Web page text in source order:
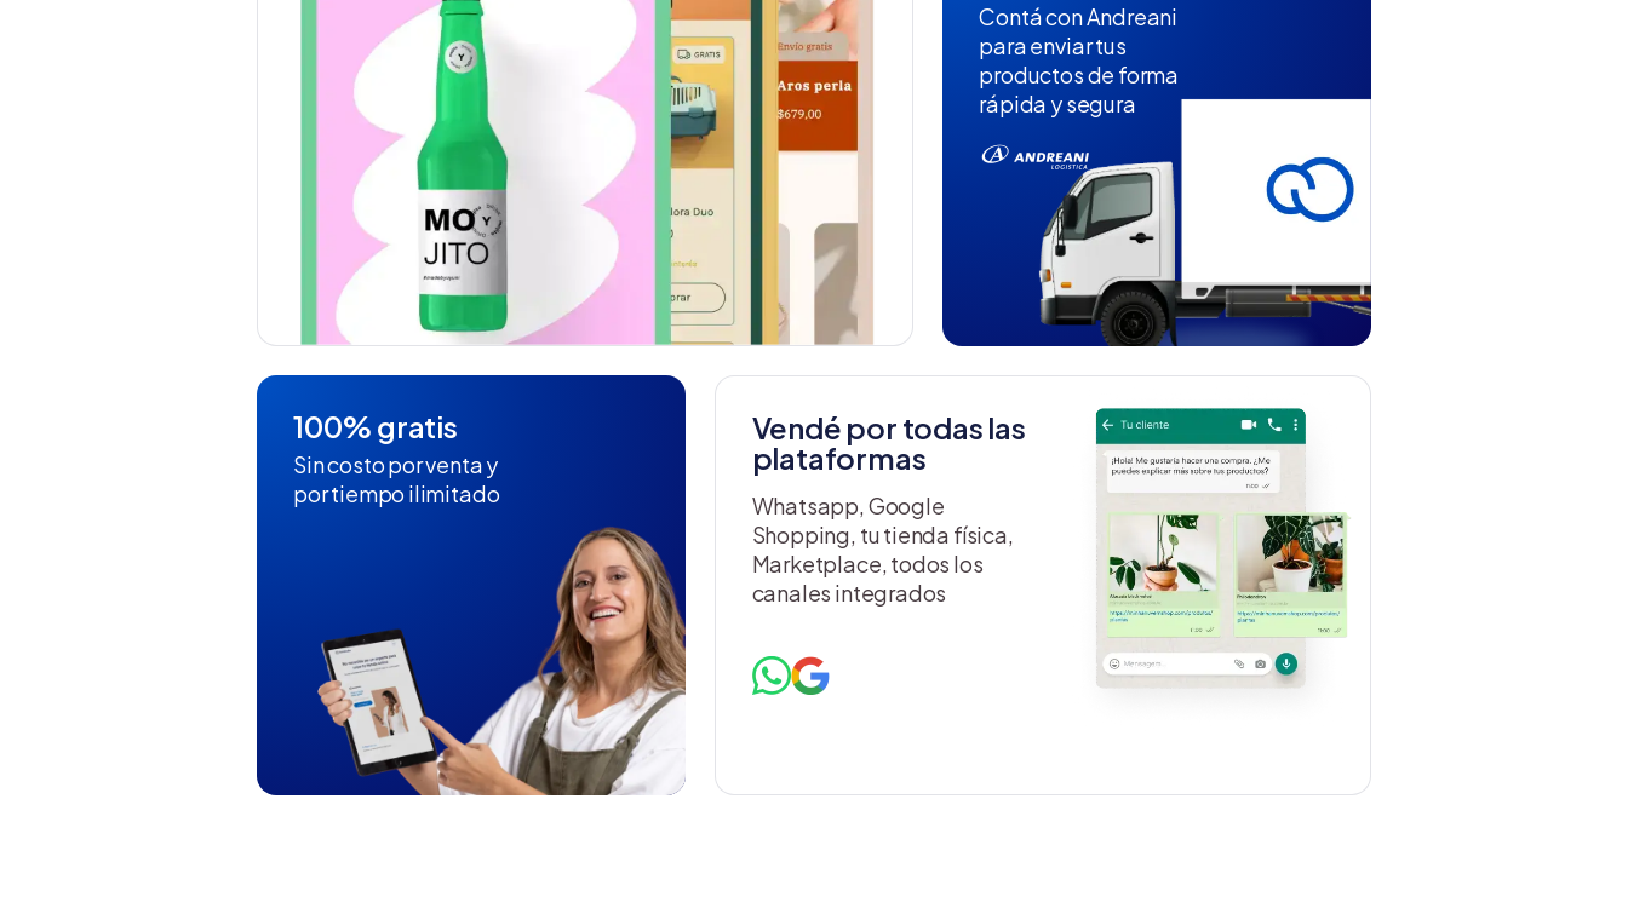
Contá con Andreani
para enviar tus
productos de forma
rápida y segura
100% gratis
Sin costo por venta y
por tiempo ilimitado
Vendé por todas las
plataformas
Whatsapp, Google
Shopping, tu tienda física,
Marketplace, todos los
canales integrados